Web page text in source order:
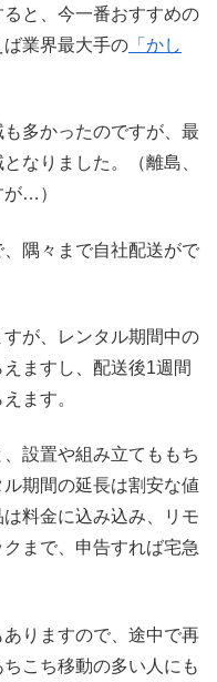
と、今一番おすすめの
業界最大手の 「かし
多かったのですが、最
なりました。（離島、
…）
隅々まで自社配送がで
が、レンタル期間中の
ますし、配送後1週間
ます。
設置や組み立てももち
期間の延長は割安な値
料金に込み込み、リモ
まで、申告すれば宅急
りますので、途中で再
こち移動の多い人にも